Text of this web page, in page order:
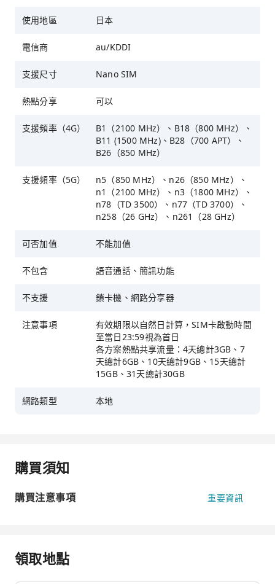
使用地區 日本
電信商 au/KDDI
支援尺寸 Nano SIM
熱點分享 可以
支援頻率（4G）
B1（2100 MHz）、B18（800 MHz）、
B11 (1500 MHz)、B28（700 APT）、
B26（850 MHz）
支援頻率（5G）
n5（850 MHz）、n26（850 MHz）、
n1（2100 MHz）、n3（1800 MHz）、
n78（TD 3500）、n77（TD 3700）、
n258（26 GHz）、n261（28 GHz）
可否加值 不能加值
不包含 語音通話、簡訊功能
不支援 鎖卡機、網路分享器
注意事項
有效期限以自然日計算，SIM卡啟動時間
至當日23:59視為首日
各方案熱點共享流量：4天總計3GB、7
天總計6GB、10天總計9GB、15天總計
15GB、31天總計30GB
網路類型 本地
購買須知
購買注意事項 重要資訊
領取地點